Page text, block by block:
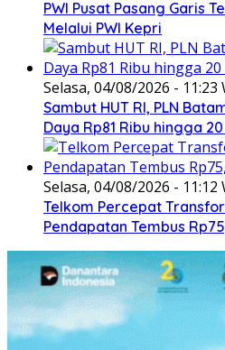
PWI Pusat Pasang Garis
Melalui PWI Kepri
Selasa, 04/08/2026 - 11:23
Sambut HUT RI, PLN
Daya Rp81 Ribu hingga
Selasa, 04/08/2026 - 11:12
Telkom Percepat
Pendapatan Tembus